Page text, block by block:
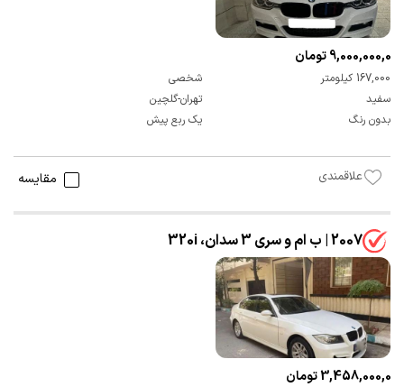
9,000,000,000 تومان
167,000 کیلومتر
شخصی
سفید
تهران-گلچین
بدون رنگ
یک ربع پیش
علاقمندی مقایسه
2007 | ب ام و سری 3 سدان، 320i
3,458,000,000 تومان